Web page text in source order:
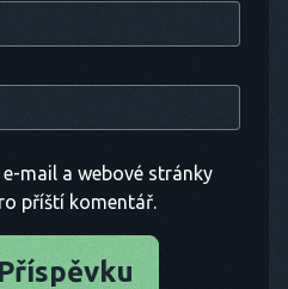
mail a webové stránky
příští komentář.